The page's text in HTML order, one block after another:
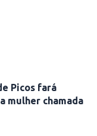
Picos fará
mulher chamada